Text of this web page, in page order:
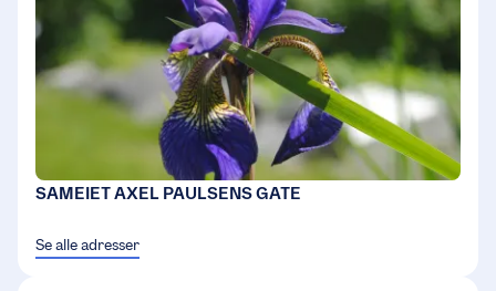
SAMEIET AXEL PAULSENS GATE
Se alle adresser